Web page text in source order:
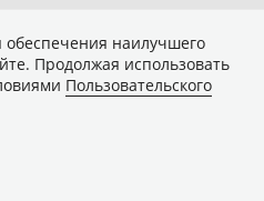
наилучшего
Продолжая использовать
Пользовательского